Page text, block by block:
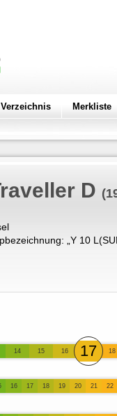
Verzeichnis Merkliste
D
„ Y 10
14 15 16 17 18
16 17 18 19 20 21 22